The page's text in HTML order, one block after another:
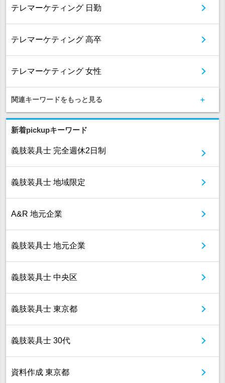
テレマーケティング 日勤
テレマーケティング 高卒
テレマーケティング 女性
関連キーワードをもっと見る
新着pickupキーワード
義肢装具士 完全週休2日制
義肢装具士 地域限定
A&R 地元企業
義肢装具士 地元企業
義肢装具士 中央区
義肢装具士 東京都
義肢装具士 30代
資料作成 東京都